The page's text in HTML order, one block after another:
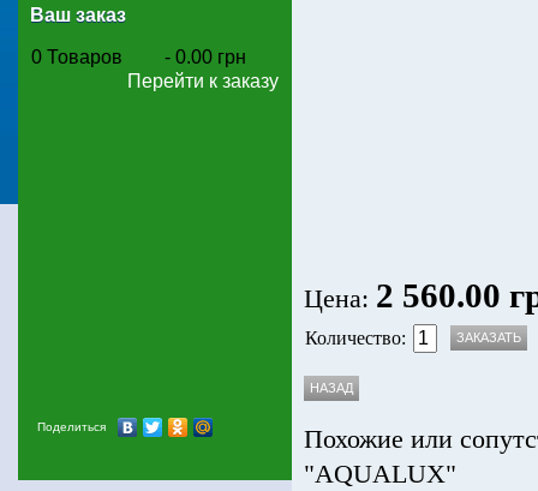
Ваш заказ
0 Товаров - 0.00 грн
Перейти к заказу
Поделиться
Цена: 2 560.00
Количество:
Похожие или
"AQUALUX"